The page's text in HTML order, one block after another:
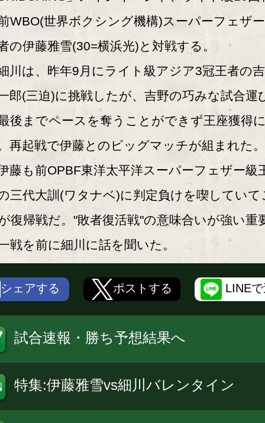
WBO(世界ボクシング機構)スーパーフェザ
の伊藤雅雪(30=横浜光)と対戦する。
は、昨年9月にライト級アジア3冠王者の
郎(三迫)に挑戦したが、吉野の巧みな試合運
後までペースを奪うことができず王座獲得
再起戦で伊藤とのビッグマッチが組まれた。
も前OPBF東洋太平洋スーパーフェザー級
三代大訓(ワタナベ)に判定負けを喫していて
復帰戦だ。"敗者復活戦"の意味合いが強い重
戦を前に細川に話を聞いた。
シェアする ポストする LINE
試合速報・勝ち予想結果へ
特集:伊藤雅雪vs細川バレンタイン